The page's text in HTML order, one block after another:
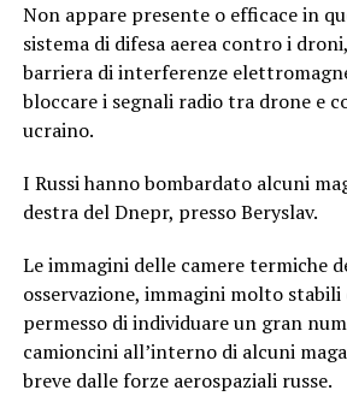
Non appare presente o efficace in
sistema di difesa aerea contro i
barriera di interferenze
bloccare i segnali radio tra drone e
ucraino.
I Russi hanno bombardato alcuni
destra del Dnepr, presso Beryslav.
Le immagini delle camere termiche
osservazione, immagini molto
permesso di individuare un gran
camioncini all’interno di alcuni
breve dalle forze aerospaziali russe.